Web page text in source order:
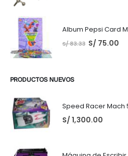
Album Pepsi Card
S/83.33 S/ 75.00
PRODUCTOS NUEVOS
S/ 1,300.00